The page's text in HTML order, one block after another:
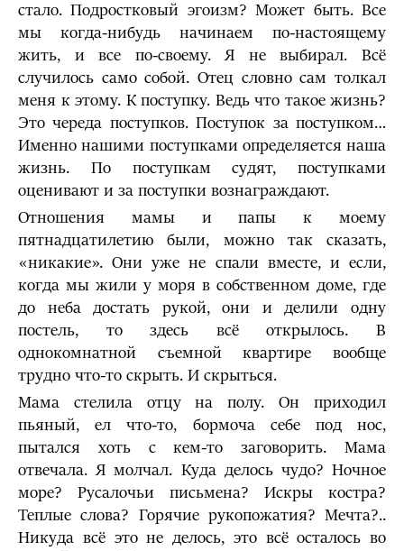
стало. Подростковый эгоизм? Может быть. Все
мы когда-нибудь начинаем по-настоящему
жить, и все по-своему. Я не выбирал. Всё
случилось само собой. Отец словно сам толкал
меня к этому. К поступку. Ведь что такое жизнь?
Это череда поступков. Поступок за поступком…
Именно нашими поступками определяется наша
жизнь. По поступкам судят, поступками
оценивают и за поступки вознаграждают.
Отношения мамы и папы к моему
пятнадцатилетию были, можно так сказать,
«никакие». Они уже не спали вместе, и если,
когда мы жили у моря в собственном доме, где
до неба достать рукой, они и делили одну
постель, то здесь всё открылось. В
однокомнатной съемной квартире вообще
трудно что-то скрыть. И скрыться.
Мама стелила отцу на полу. Он приходил
пьяный, ел что-то, бормоча себе под нос,
пытался хоть с кем-то заговорить. Мама
отвечала. Я молчал. Куда делось чудо? Ночное
море? Русалочьи письмена? Искры костра?
Теплые слова? Горячие рукопожатия? Мечта?..
Никуда всё это не делось, это всё осталось во